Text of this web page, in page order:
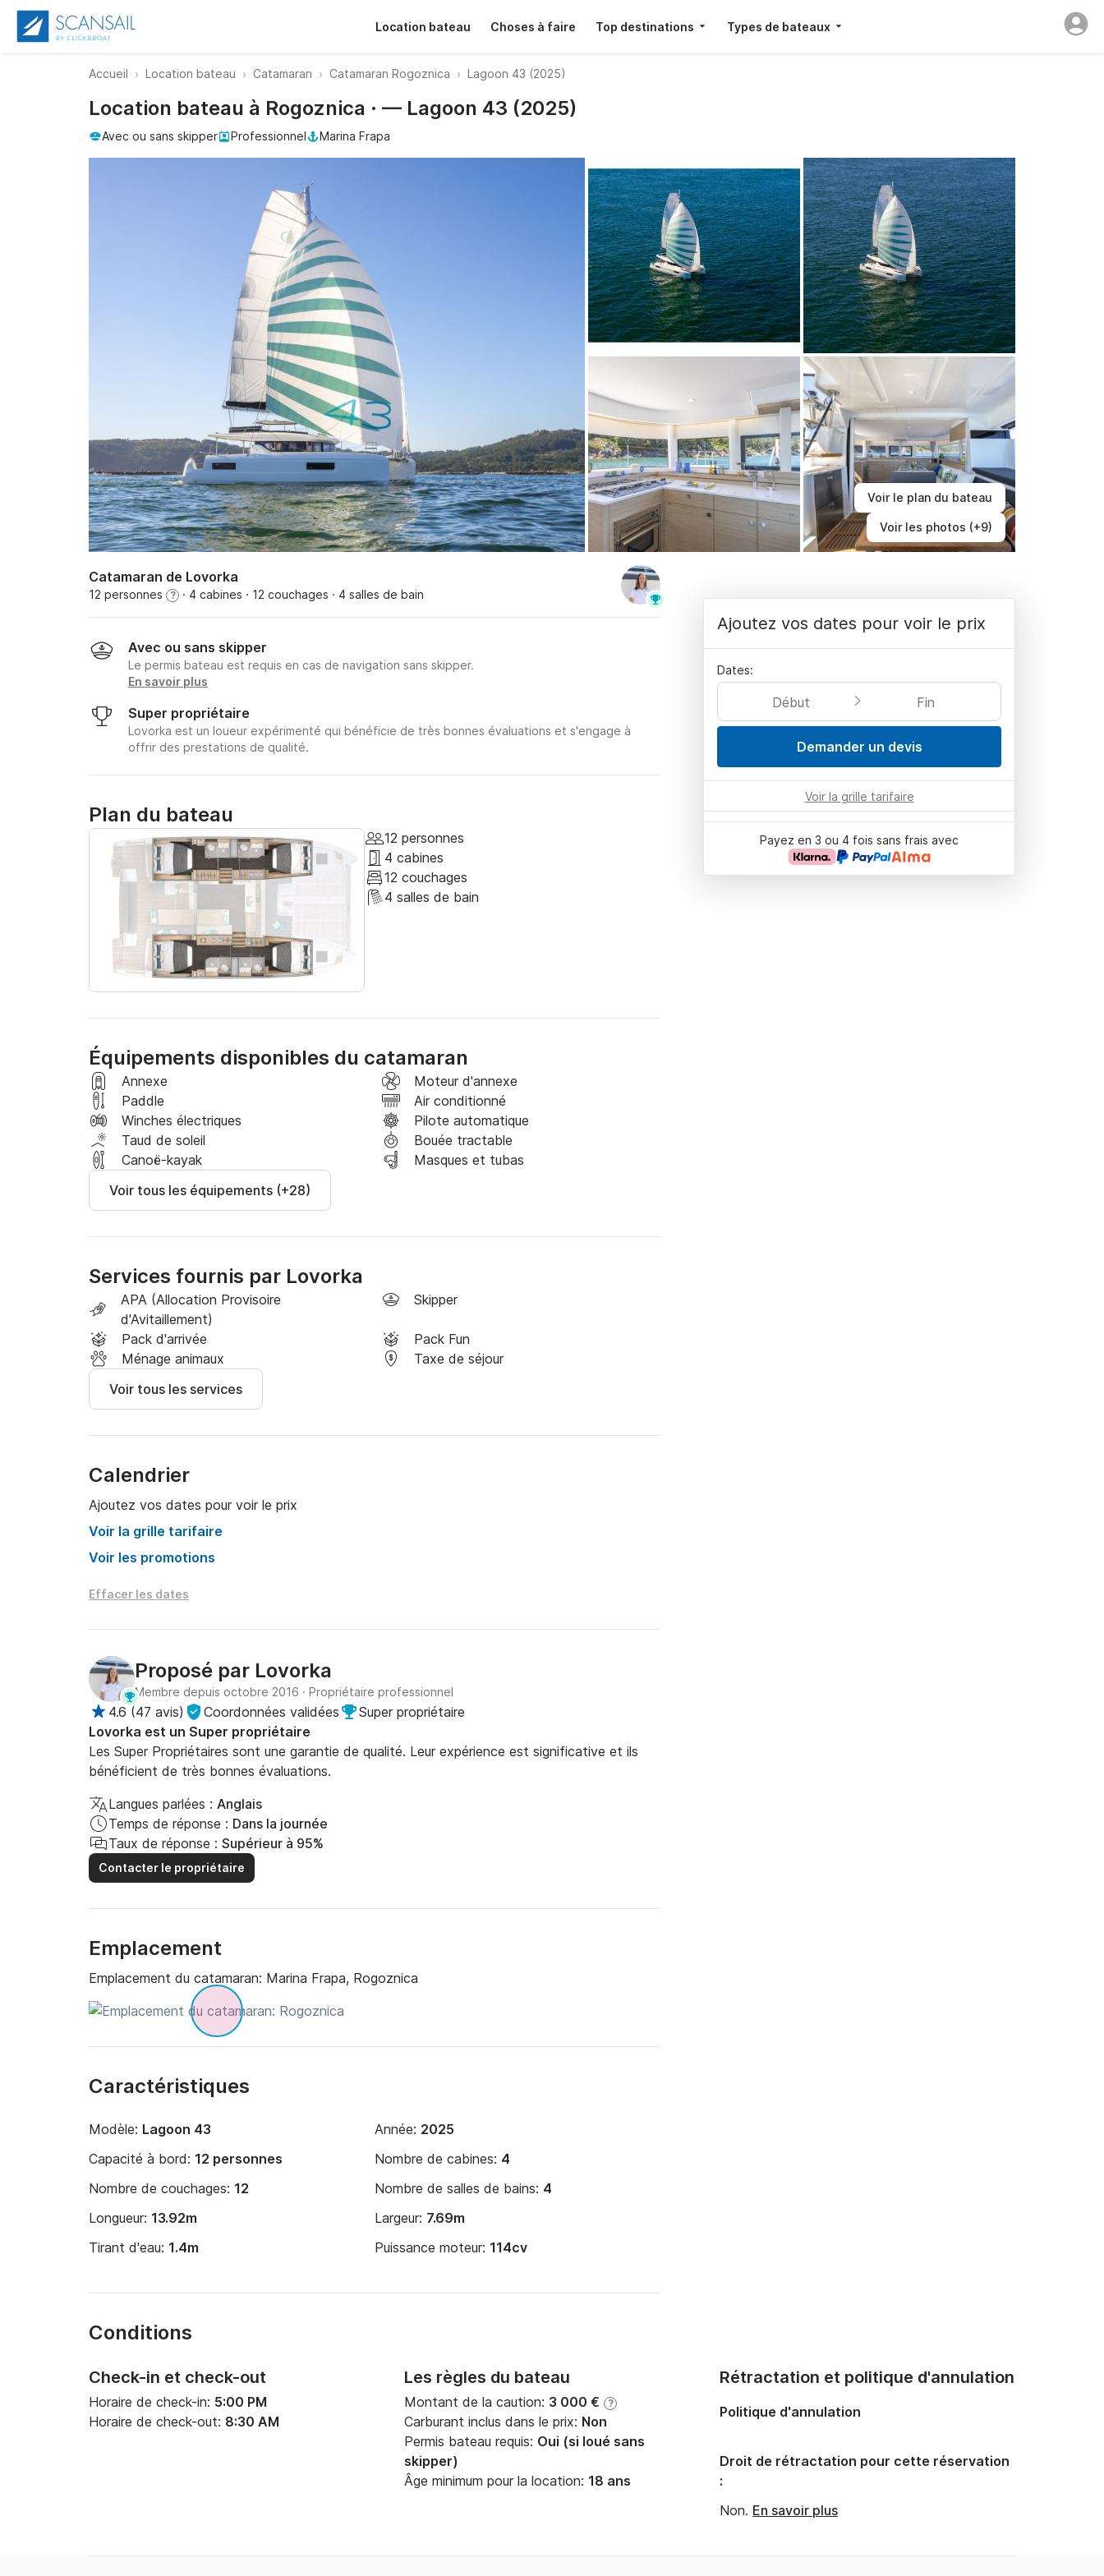
Location bateau Choses à faire Top destinations Types de bateaux
Accueil Location bateau Catamaran Catamaran Rogoznica Lagoon 43 (2025)
Voir le plan du bateau
Voir les photos (+9)
Location bateau à Rogoznica · — Lagoon 43 (2025)
Avec ou sans skipper Professionnel Marina Frapa
Catamaran de Lovorka
12 personnes ? · 4 cabines · 12 couchages · 4 salles de bain
Avec ou sans skipper
Le permis bateau est requis en cas de navigation sans skipper.
En savoir plus
Super propriétaire
Lovorka est un loueur expérimenté qui bénéficie de très bonnes évaluations et s'engage à
offrir des prestations de qualité.
Plan du bateau
12 personnes
4 cabines
12 couchages
4 salles de bain
Équipements disponibles du catamaran
Annexe
Moteur d'annexe
Paddle
Air conditionné
Winches électriques
Pilote automatique
Taud de soleil
Bouée tractable
Canoë-kayak
Masques et tubas
Voir tous les équipements (+28)
Services fournis par Lovorka
APA (Allocation Provisoire
d'Avitaillement)
Skipper
Pack d'arrivée
Pack Fun
Ménage animaux
Taxe de séjour
Voir tous les services
Calendrier
Ajoutez vos dates pour voir le prix
Voir la grille tarifaire
Voir les promotions
Effacer les dates
Proposé par Lovorka
Membre depuis octobre 2016 · Propriétaire professionnel
4.6 (47 avis) Coordonnées validées
Super propriétaire
Lovorka est un Super propriétaire
Les Super Propriétaires sont une garantie de qualité. Leur expérience est significative et ils
bénéficient de très bonnes évaluations.
Langues parlées : Anglais
Temps de réponse : Dans la journée
Taux de réponse : Supérieur à 95%
Contacter le propriétaire
Emplacement
Emplacement du catamaran: Marina Frapa, Rogoznica
Caractéristiques
Modèle: Lagoon 43 Année: 2025
Capacité à bord: 12 personnes Nombre de cabines: 4
Nombre de couchages: 12 Nombre de salles de bains: 4
Longueur: 13.92m Largeur: 7.69m
Tirant d'eau: 1.4m Puissance moteur: 114cv
Ajoutez vos dates pour voir le prix
Dates:
Début Fin
Demander un devis
Voir la grille tarifaire
Payez en 3 ou 4 fois sans frais avec
Conditions
Check-in et check-out
Horaire de check-in: 5:00 PM
Horaire de check-out: 8:30 AM
Les règles du bateau
Montant de la caution: 3 000 € ?
Carburant inclus dans le prix: Non
Permis bateau requis: Oui (si loué sans
skipper)
Âge minimum pour la location: 18 ans
Rétractation et politique d'annulation
Politique d'annulation
Droit de rétractation pour cette réservation
:
Non. En savoir plus